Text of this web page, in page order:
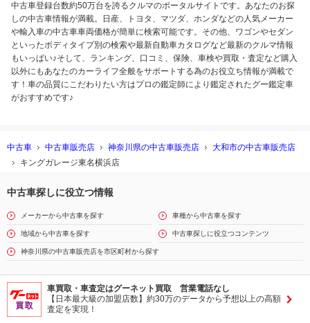
中古車登録台数約50万台を誇るクルマのポータルサイトです。あなたのお探
しの中古車情報が満載。日産、トヨタ、マツダ、ホンダなどの人気メーカー
や輸入車の中古車車両価格が簡単に検索可能です。その他、ワゴンやセダン
といったボディタイプ別の検索や最新自動車カタログなど最新のクルマ情報
もいっぱい♪そして、ランキング、口コミ、保険、車検や買取・査定など購入
以外にもあなたのカーライフ全般をサポートする為のお役立ち情報が満載で
す！車の品質にこだわりたい方はプロの鑑定師により鑑定されたグー鑑定車
がおすすめです♪
中古車 中古車販売店 神奈川県の中古車販売店
大和市の中古車販売店
キングガレージ東名横浜店
中古車探しに役立つ情報
メーカーから中古車を探す 車種から中古車を探す
地域から中古車を探す 中古車探しに役立つコンテンツ
神奈川県の中古車販売店を市区町村から探す
車買取・車査定はグーネット買取 営業電話なし
【日本最大級の加盟店数】約30万のデータから予想以上の高額
査定を実現！